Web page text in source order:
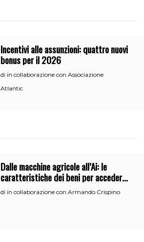
Incentivi alle assunzioni: quattro nuovi
bonus per il 2026
di in collaborazione con Associazione
Atlantic
Dalle macchine agricole all’Ai: le
caratteristiche dei beni per accedere
all’iperammortamento
di in collaborazione con Armando Crispino